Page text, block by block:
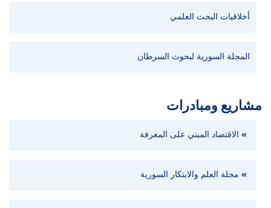
أخلاقيات البحث العلمي
المجلة السورية لبحوث السرطان
مشاريع ومبادرات
الاقتصاد المبني على المعرفة
مجلة العلم والابتكار السورية